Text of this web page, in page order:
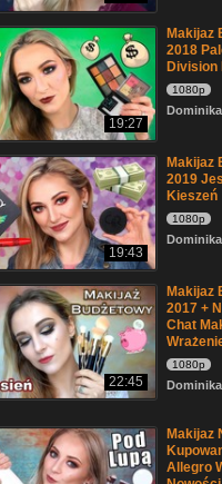
19:27
Makijaz
2018
Division
1080p
19:43
Makijaz
2019
Kieszeń
1080p
22:45
Makijaz
2017 +
Chat
1080p
Makijaz
Allegro